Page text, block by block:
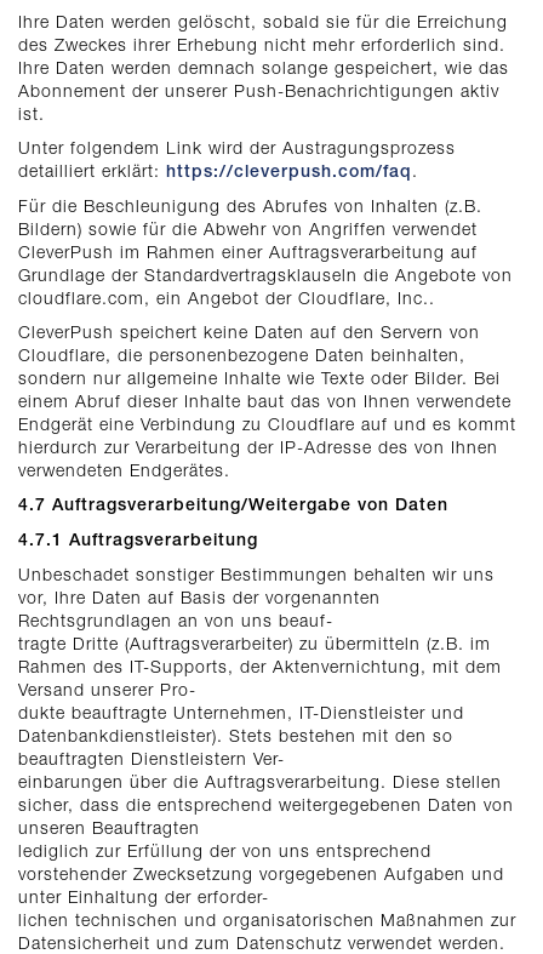
Ihre Daten werden gelöscht, sobald sie für die Erreichung
des Zweckes ihrer Erhebung nicht mehr erforderlich sind.
Ihre Daten werden demnach solange gespeichert, wie das
Abonnement der unserer Push-Benachrichtigungen aktiv
ist.
Unter folgendem Link wird der Austragungsprozess
detailliert erklärt: https://cleverpush.com/faq.
Für die Beschleunigung des Abrufes von Inhalten (z.B.
Bildern) sowie für die Abwehr von Angriffen verwendet
CleverPush im Rahmen einer Auftragsverarbeitung auf
Grundlage der Standardvertragsklauseln die Angebote von
cloudflare.com, ein Angebot der Cloudflare, Inc..
CleverPush speichert keine Daten auf den Servern von
Cloudflare, die personenbezogene Daten beinhalten,
sondern nur allgemeine Inhalte wie Texte oder Bilder. Bei
einem Abruf dieser Inhalte baut das von Ihnen verwendete
Endgerät eine Verbindung zu Cloudflare auf und es kommt
hierdurch zur Verarbeitung der IP-Adresse des von Ihnen
verwendeten Endgerätes.
4.7 Auftragsverarbeitung/Weitergabe von Daten
4.7.1 Auftragsverarbeitung
Unbeschadet sonstiger Bestimmungen behalten wir uns
vor, Ihre Daten auf Basis der vorgenannten
Rechtsgrundlagen an von uns beauf-
tragte Dritte (Auftragsverarbeiter) zu übermitteln (z.B. im
Rahmen des IT-Supports, der Aktenvernichtung, mit dem
Versand unserer Pro-
dukte beauftragte Unternehmen, IT-Dienstleister und
Datenbankdienstleister). Stets bestehen mit den so
beauftragten Dienstleistern Ver-
einbarungen über die Auftragsverarbeitung. Diese stellen
sicher, dass die entsprechend weitergegebenen Daten von
unseren Beauftragten
lediglich zur Erfüllung der von uns entsprechend
vorstehender Zwecksetzung vorgegebenen Aufgaben und
unter Einhaltung der erforder-
lichen technischen und organisatorischen Maßnahmen zur
Datensicherheit und zum Datenschutz verwendet werden.